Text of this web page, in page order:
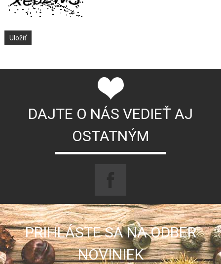
DAJTE O NÁS VEDIEŤ AJ
OSTATNÝM
PRIHLÁSTE SA NA ODBER
NOVINIEK